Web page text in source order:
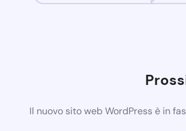
Il nuovo sito web WordPress è in